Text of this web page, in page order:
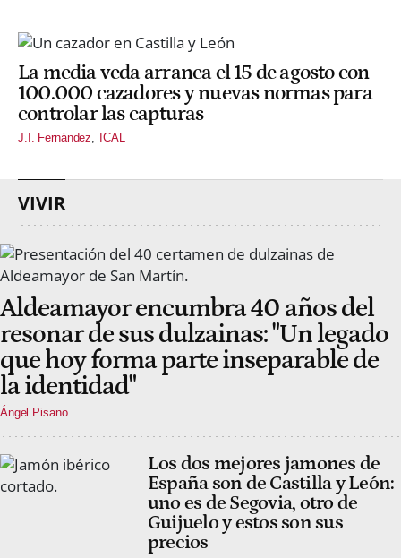
La media veda arranca el 15 de agosto con
100.000 cazadores y nuevas normas para
controlar las capturas
J.I. Fernández ICAL
VIVIR
Aldeamayor encumbra 40 años del
resonar de sus dulzainas: "Un legado
que hoy forma parte inseparable de
la identidad"
Ángel Pisano
Los dos mejores jamones de
España son de Castilla y León:
uno es de Segovia, otro de
Guijuelo y estos son sus
precios